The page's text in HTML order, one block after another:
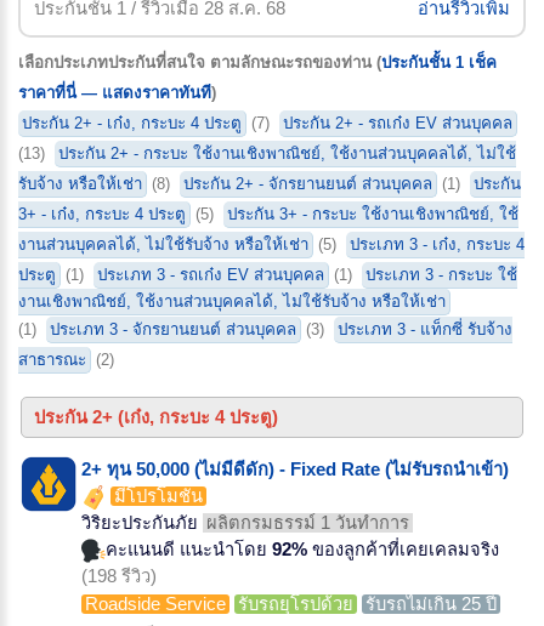
ประกันชั้น 1 / รีวิวเมื่อ 28 ส.ค. 68
อ่านรีวิวเพิ่ม
เลือกประเภทประกันที่สนใจ ตามลักษณะรถของท่าน (ประกันชั้น 1 เช็ค
ราคาที่นี่ — แสดงราคาทันที)
ประกัน 2+ - เก๋ง, กระบะ 4 ประตู
(7)
ประกัน 2+ - รถเก๋ง EV ส่วนบุคคล
(13)
ประกัน 2+ - กระบะ ใช้งานเชิงพาณิชย์, ใช้งานส่วนบุคคลได้, ไม่ใช้
รับจ้าง หรือให้เช่า (8) ประกัน 2+ - จักรยานยนต์ ส่วนบุคคล (1)
ประกัน
3+ - เก๋ง, กระบะ 4 ประตู
(5)
ประกัน 3+ - กระบะ ใช้งานเชิงพาณิชย์, ใช้
งานส่วนบุคคลได้, ไม่ใช้รับจ้าง หรือให้เช่า (5)
ประเภท 3 - เก๋ง, กระบะ 4
ประตู
(1) ประเภท 3 - รถเก๋ง EV ส่วนบุคคล (1)
ประเภท 3 - กระบะ ใช้
งานเชิงพาณิชย์, ใช้งานส่วนบุคคลได้, ไม่ใช้รับจ้าง หรือให้เช่า
(1)
ประเภท 3 - จักรยานยนต์ ส่วนบุคคล (3)
ประเภท 3 - แท็กซี่ รับจ้าง
สาธารณะ
(2)
ประกัน 2+ (เก๋ง, กระบะ 4 ประตู)
2+ ทุน 50,000 (ไม่มีดีดัก) - Fixed Rate (ไม่รับรถนำเข้า)
มีโปรโมชั่น
วิริยะประกันภัย ผลิตกรมธรรม์ 1 วันทำการ
คะแนนดี แนะนำโดย 92% ของลูกค้าที่เคยเคลมจริง
(198 รีวิว)
Roadside Service
รับรถยุโรปด้วย
รับรถไม่เกิน 25 ปี